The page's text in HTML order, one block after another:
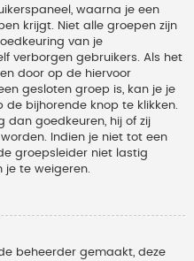
waarna je een
krijgt. Niet alle groepen zijn
van je
verborgen gebruikers. Als het
door op de hiervoor
gesloten groep is, kan je je
bijhorende knop te klikken.
dan goedkeuren, hij of zij
Indien je niet tot een
groepsleider niet lastig
je te weigeren.
beheerder gemaakt, deze